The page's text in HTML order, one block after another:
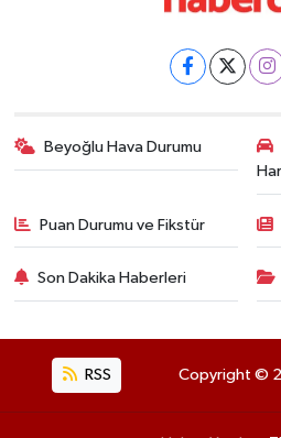
Beyoğlu Hava Durumu
Puan Durumu ve Fikstür
Son Dakika Haberleri
RSS Copyright ©